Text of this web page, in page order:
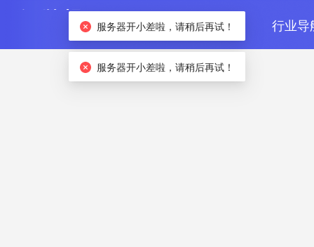
首页 数据检索 行业导
服务器开小差啦，请稍后再试！
服务器开小差啦，请稍后再试！